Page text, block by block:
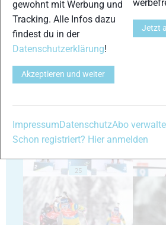
23
25
gewohnt mit Werbung und
Tracking. Alle Infos dazu
findest du in der
Datenschutzerklärung!
Akzeptieren und weiter
Jetzt
Impressum DatenschutzAbo
Schon registriert? Hier anmelden